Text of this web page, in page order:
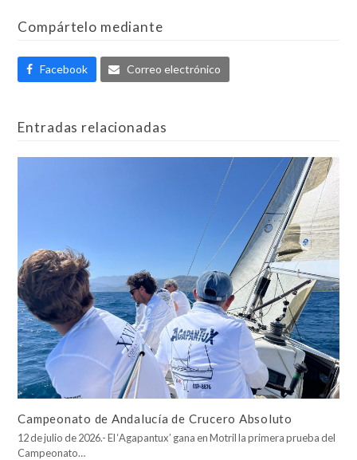
Compártelo mediante
Facebook Correo electrónico
Entradas relacionadas
Campeonato de Andalucía de Crucero Absoluto
12 de julio de 2026.- El ‘Agapantux’ gana en Motril la primera prueba del
Campeonato…